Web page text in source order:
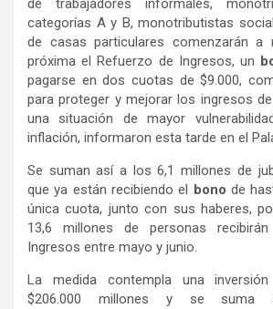
de trabajadores informales,
categorías A y B, monotributistas
de casas particulares comenzarán a
próxima el Refuerzo de Ingresos, un
pagarse en dos cuotas de $9.000,
para proteger y mejorar los ingresos
una situación de mayor
inflación, informaron esta tarde en el
Se suman así a los 6,1 millones de
que ya están recibiendo el bono de
única cuota, junto con sus haberes,
13,6 millones de personas
Ingresos entre mayo y junio.
La medida contempla una
$206.000 millones y se suma